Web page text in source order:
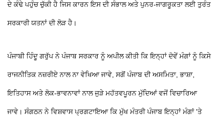
ਦੇ ਕੰਢੇ ਪਹੁੰਚ ਚੁੱਕੀ ਹੈ ਜਿਸ ਕਾਰਨ ਇਸ ਦੀ ਸੰਭਾਲ ਅਤੇ ਪੁਨਰ-ਜਾਗਰੂਕਤਾ ਲਈ ਤੁਰੰਤ
ਸਰਕਾਰੀ ਯਤਨਾਂ ਦੀ ਲੋੜ ਹੈ।
ਪੰਜਾਬੀ ਹਿੰਦੂ ਗਰੁੱਪ ਨੇ ਪੰਜਾਬ ਸਰਕਾਰ ਨੂੰ ਅਪੀਲ ਕੀਤੀ ਕਿ ਇਨ੍ਹਾਂ ਦੋਵੇਂ ਮੰਗਾਂ ਨੂੰ ਕਿਸੇ
ਰਾਜਨੀਤਿਕ ਨਜ਼ਰੀਏ ਨਾਲ ਨਾ ਵੇਖਿਆ ਜਾਵੇ, ਸਗੋਂ ਪੰਜਾਬ ਦੀ ਅਸਮਿਤਾ, ਭਾਸ਼ਾ,
ਇਤਿਹਾਸ ਅਤੇ ਲੋਕ-ਭਾਵਨਾਵਾਂ ਨਾਲ ਜੁੜੇ ਮਹੱਤਵਪੂਰਨ ਮੁੱਦਿਆਂ ਵਜੋਂ ਵਿਚਾਰਿਆ
ਜਾਵੇ। ਸੰਗਠਨ ਨੇ ਵਿਸ਼ਵਾਸ ਪ੍ਰਗਟਾਇਆ ਕਿ ਮੁੱਖ ਮੰਤਰੀ ਪੰਜਾਬ ਇਨ੍ਹਾਂ ਮੰਗਾਂ 'ਤੇ